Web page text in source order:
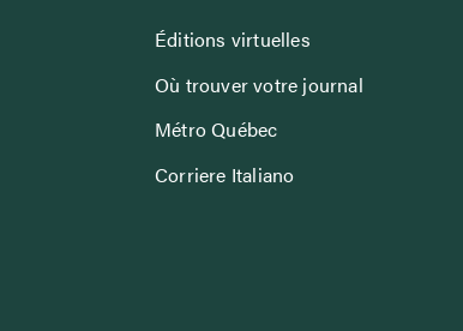
Éditions virtuelles
Où trouver votre journal
Métro Québec
Corriere Italiano